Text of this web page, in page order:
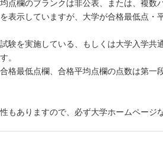
点欄のブランクは非公表、または、複数
表示していますが、大学が合格最低点
験を実施している、もしくは大学入学
。
格最低点欄、合格平均点欄の点数は第
もありますので、必ず大学ホームページ